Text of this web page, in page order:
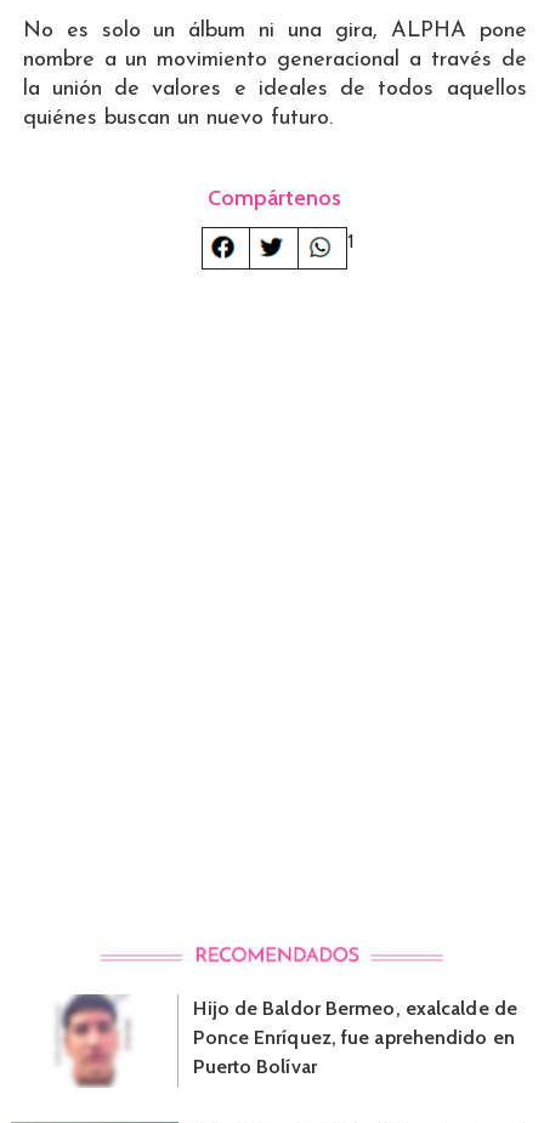
No es solo un álbum ni una gira, ALPHA pone
nombre a un movimiento generacional a través de
la unión de valores e ideales de todos aquellos
quiénes buscan un nuevo futuro.
Compártenos
1
Hijo de Baldor Bermeo, exalcalde de
Ponce Enríquez, fue aprehendido en
Puerto Bolívar